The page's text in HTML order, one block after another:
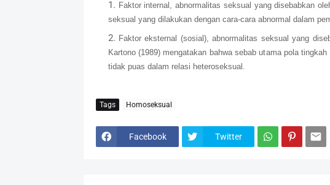
Faktor internal, abnormalitas seksual yang disebabkan
seksual yang dilakukan dengan cara-cara abnormal dalam
Faktor eksternal (sosial), abnormalitas seksual yang
Kartono (1989) mengatakan bahwa sebab utama pola
tidak puas dalam relasi heteroseksual.
Tags Homoseksual
Facebook Twitter